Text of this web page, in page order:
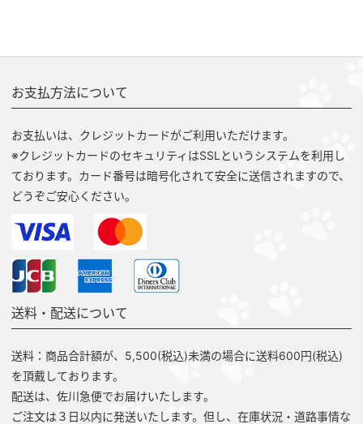
お支払方法について
お支払いは、クレジットカードがご利用いただけます。
※クレジットカードのセキュリティはSSLというシステムを利用し
ております。カード番号は暗号化されて安全に送信されますので、
どうぞご安心ください。
送料・配送について
送料：商品合計額が、5,500(税込)未満の場合に送料600円(税込)
を頂戴しております。
配送は、佐川急便でお届けいたします。
ご注文は３日以内に発送いたします。但し、在庫状況・道路事情な